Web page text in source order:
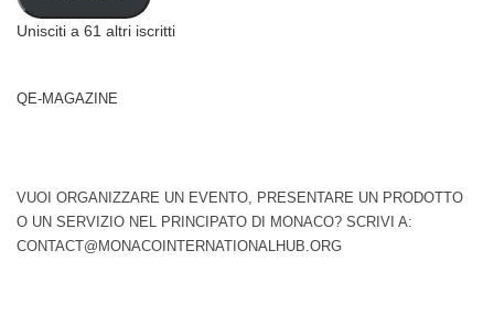
Unisciti a 61 altri iscritti
QE-MAGAZINE
VUOI ORGANIZZARE UN EVENTO, PRESENTARE UN PRODOTTO
O UN SERVIZIO NEL PRINCIPATO DI MONACO? SCRIVI A:
CONTACT@MONACOINTERNATIONALHUB.ORG